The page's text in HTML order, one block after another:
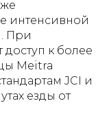
интенсивной
При
к более
Meitra
JCI и
езды от